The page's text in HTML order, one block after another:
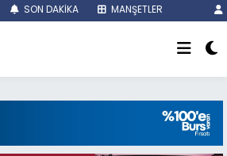
SON DAKİKA MANŞETLER